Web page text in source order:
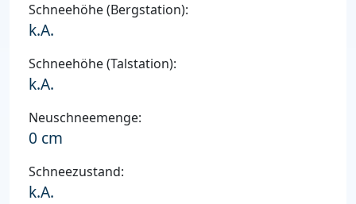
Schneehöhe (Bergstation):
k.A.
Schneehöhe (Talstation):
k.A.
Neuschneemenge:
0 cm
Schneezustand:
k.A.